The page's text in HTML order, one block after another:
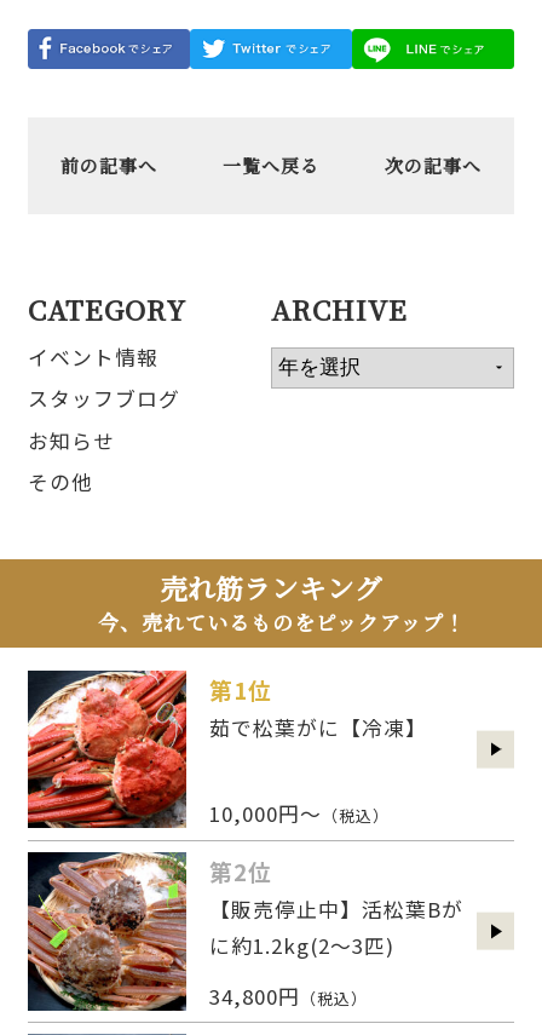
前の記事へ 一覧へ戻る 次の記事へ
CATEGORY
イベント情報
スタッフブログ
お知らせ
その他
ARCHIVE
売れ筋ランキング
今、売れているものをピックアップ！
第1位
茹で松葉がに【冷凍】
10,000円～ （税込）
第2位
【販売停止中】活松葉Bが
に約1.2kg(2〜3匹)
34,800円 （税込）